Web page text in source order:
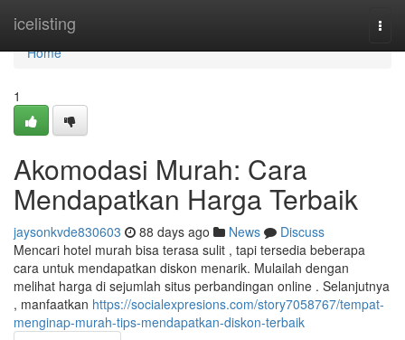
icelisting
Home
Home
1
Akomodasi Murah: Cara
Mendapatkan Harga Terbaik
jaysonkvde830603 88 days ago News
Discuss
Mencari hotel murah bisa terasa sulit , tapi tersedia beberapa
cara untuk mendapatkan diskon menarik. Mulailah dengan
melihat harga di sejumlah situs perbandingan online . Selanjutnya
, manfaatkan https://socialexpresions.com/story7058767/tempat-
menginap-murah-tips-mendapatkan-diskon-terbaik